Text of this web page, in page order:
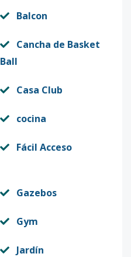
Balcon
Cancha de Basket
Ball
Casa Club
cocina
Fácil Acceso
Gazebos
Gym
Jardín